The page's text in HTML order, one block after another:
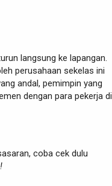
langsung ke lapangan.
perusahaan sekelas ini
andal, pemimpin yang
dengan para pekerja di
coba cek dulu